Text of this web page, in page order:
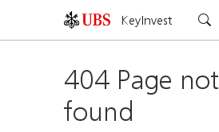
KeyInvest
404 Page not
found